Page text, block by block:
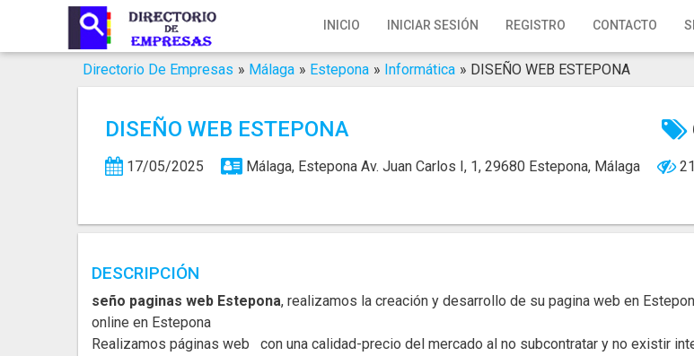
INICIO INICIAR SESIÓN REGISTRO CONTACTO
Inicio
Iniciar Sesión
Servicios SEO
Publica Tu Empresa
Directorio De Empresas » Málaga » Estepona » Informática » DISEÑO WEB ESTEPONA
DISEÑO WEB ESTEPONA
17/05/2025 Málaga, Estepona Av. Juan Carlos I, 1, 29680 Estepona, Málaga
DESCRIPCIÓN
seño paginas web Estepona, realizamos la creación y desarrollo de su pagina web en
online en Estepona
Realizamos páginas web con una calidad-precio del mercado al no subcontratar y no existir